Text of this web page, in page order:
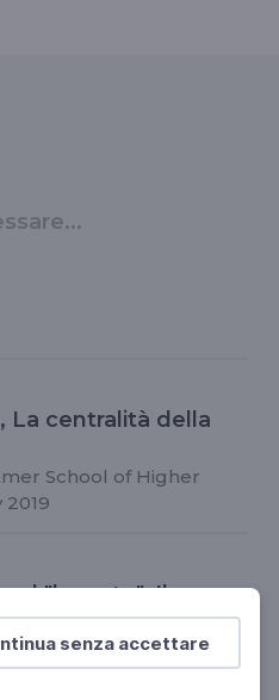
senza accettare
La centralità della
School of Higher
"have to", Il
e have to